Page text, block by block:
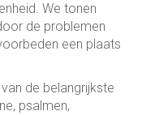
We tonen
de problemen
een plaats
de belangrijkste
psalmen,